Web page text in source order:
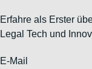
Erfahre als Erster
Legal Tech und
E-Mail